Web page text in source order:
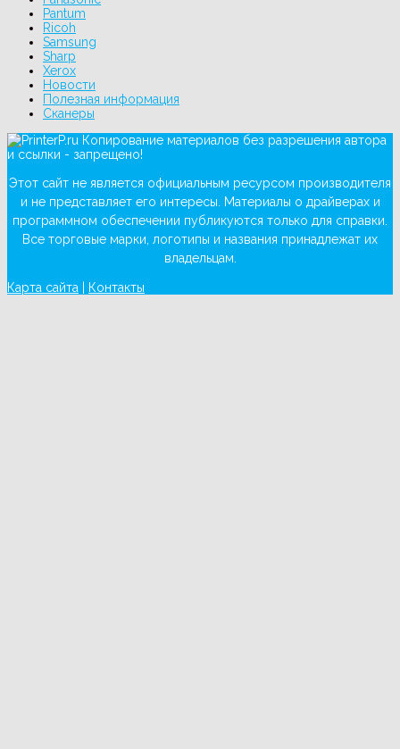
Pantum
Ricoh
Samsung
Sharp
Xerox
Новости
Полезная информация
Сканеры
Копирование материалов без разрешения автора
и ссылки - запрещено!
Этот сайт не является официальным ресурсом производителя
и не представляет его интересы. Материалы о драйверах и
программном обеспечении публикуются только для справки.
Все торговые марки, логотипы и названия принадлежат их
владельцам.
Карта сайта Контакты